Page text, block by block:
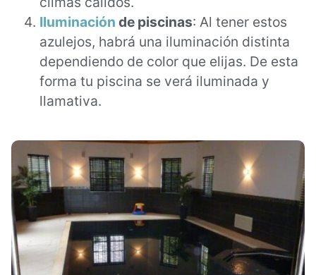
Iluminación de piscinas: Al tener estos
azulejos, habrá una iluminación distinta
dependiendo de color que elijas. De esta
forma tu piscina se verá iluminada y
llamativa.